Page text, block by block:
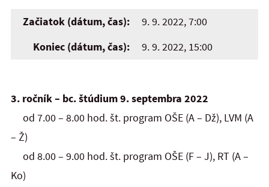
Začiatok (dátum, čas):
9. 9. 2022, 7:00
Koniec (dátum, čas):
9. 9. 2022, 15:00
3. ročník – bc. štúdium 9. septembra 2022
od 7.00 – 8.00 hod. št. program OŠE (A – Dž), LVM (A
– Ž)
od 8.00 – 9.00 hod. št. program OŠE (F – J), RT (A –
Ko)